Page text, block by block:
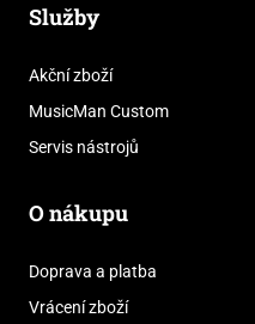
Služby
Akční zboží
MusicMan Custom
Servis nástrojů
O nákupu
Doprava a platba
Vrácení zboží